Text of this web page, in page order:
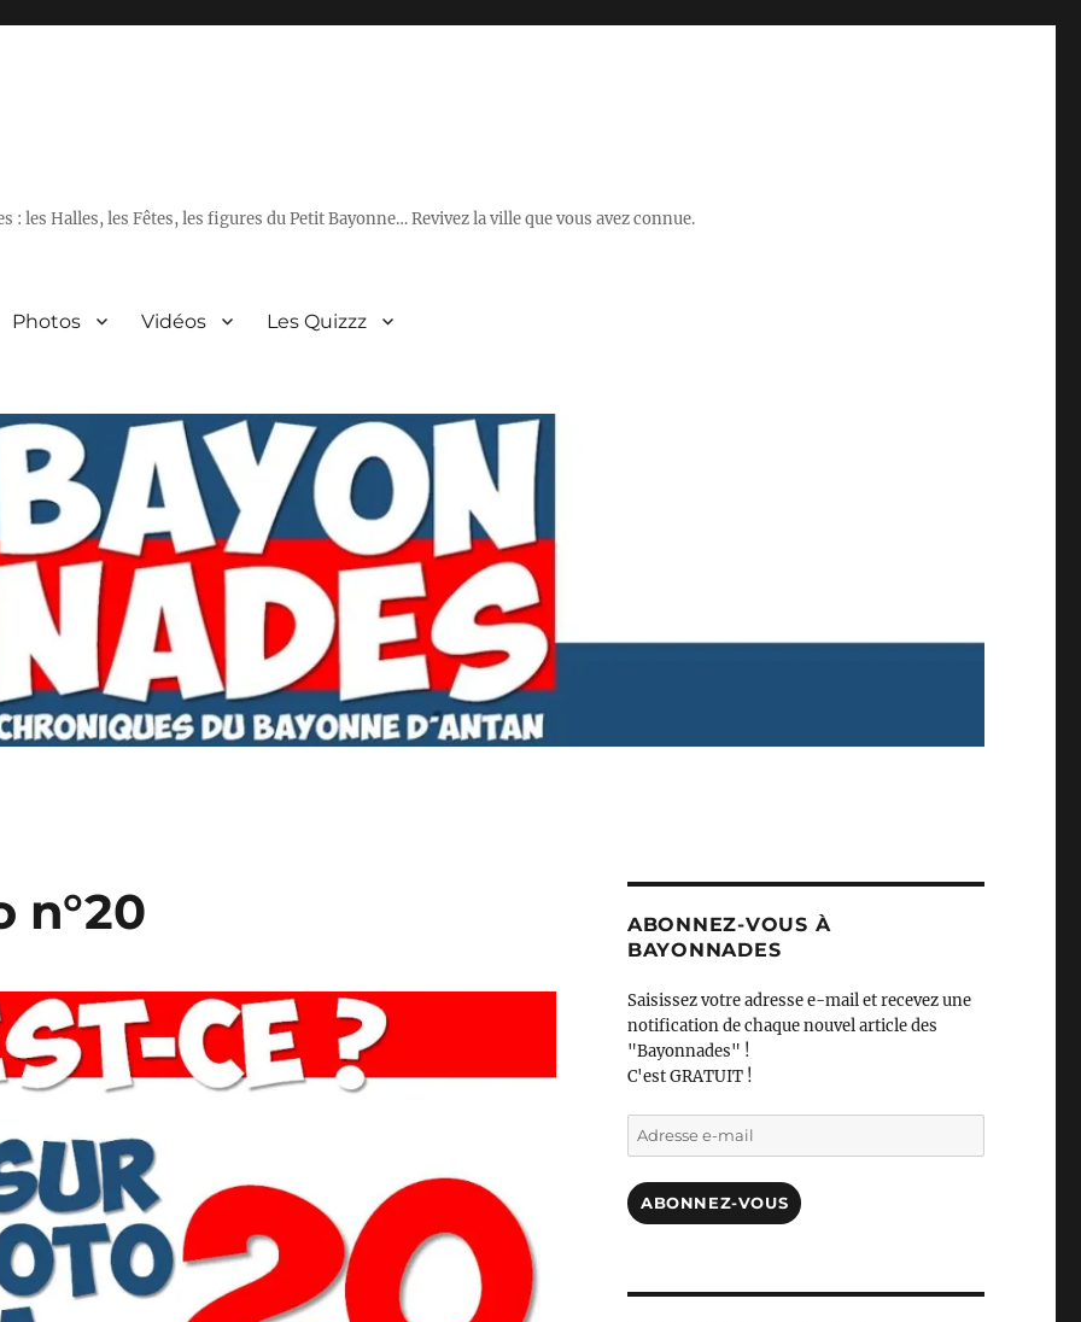
les Halles, les Fêtes, les figures du Petit Bayonne… Revivez la ville que vous avez connue.
Photos Vidéos Les Quizzz
n°20
ABONNEZ-VOUS À
BAYONNADES
Saisissez votre adresse e-mail et recevez une
notification de chaque nouvel article des
"Bayonnades" !
C'est GRATUIT !
Adresse
e-
ABONNEZ-VOUS